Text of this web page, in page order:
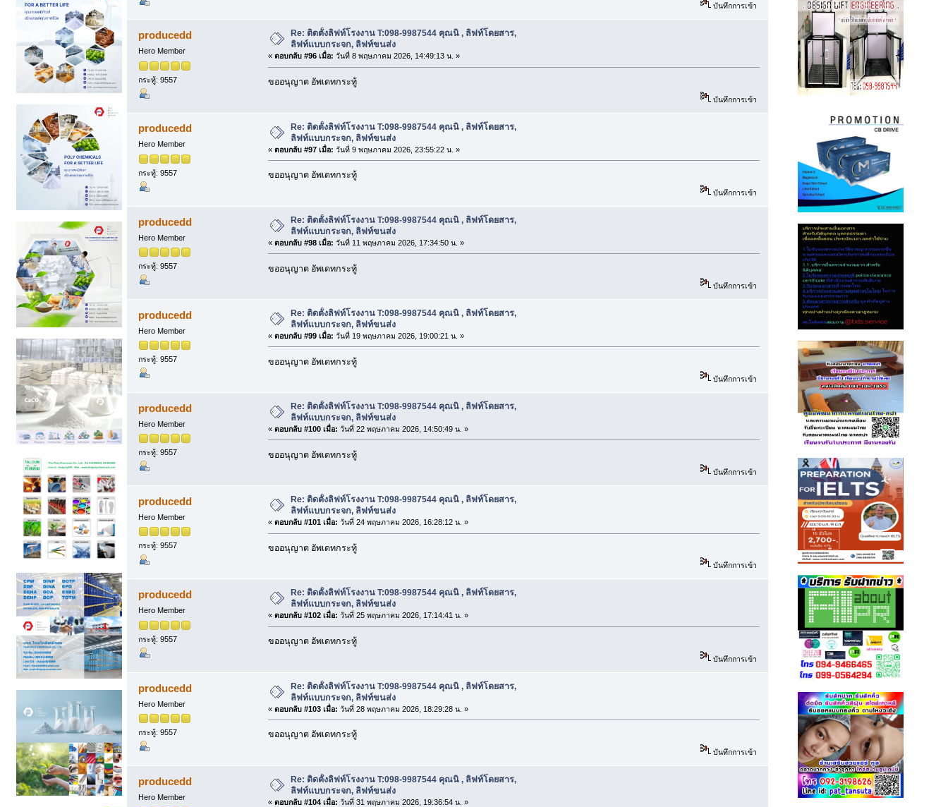
บันทึกการเข้า
producedd
Hero Member
กระทู้: 9557
Re: ติดตั้งลิฟท์โรงงาน T:098-9987544 คุณนิ , ลิฟท์โดยสาร,
ลิฟท์แบบกระจก, ลิฟท์ขนส่ง
« ตอบกลับ #96 เมื่อ: วันที่ 8 พฤษภาคม 2026, 14:49:13 น. »
ขออนุญาต อัพเดทกระทู้
บันทึกการเข้า
producedd
Hero Member
กระทู้: 9557
Re: ติดตั้งลิฟท์โรงงาน T:098-9987544 คุณนิ , ลิฟท์โดยสาร,
ลิฟท์แบบกระจก, ลิฟท์ขนส่ง
« ตอบกลับ #97 เมื่อ: วันที่ 9 พฤษภาคม 2026, 23:55:22 น. »
ขออนุญาต อัพเดทกระทู้
บันทึกการเข้า
producedd
Hero Member
กระทู้: 9557
Re: ติดตั้งลิฟท์โรงงาน T:098-9987544 คุณนิ , ลิฟท์โดยสาร,
ลิฟท์แบบกระจก, ลิฟท์ขนส่ง
« ตอบกลับ #98 เมื่อ: วันที่ 11 พฤษภาคม 2026, 17:34:50 น. »
ขออนุญาต อัพเดทกระทู้
บันทึกการเข้า
producedd
Hero Member
กระทู้: 9557
Re: ติดตั้งลิฟท์โรงงาน T:098-9987544 คุณนิ , ลิฟท์โดยสาร,
ลิฟท์แบบกระจก, ลิฟท์ขนส่ง
« ตอบกลับ #99 เมื่อ: วันที่ 19 พฤษภาคม 2026, 19:00:21 น. »
ขออนุญาต อัพเดทกระทู้
บันทึกการเข้า
producedd
Hero Member
กระทู้: 9557
Re: ติดตั้งลิฟท์โรงงาน T:098-9987544 คุณนิ , ลิฟท์โดยสาร,
ลิฟท์แบบกระจก, ลิฟท์ขนส่ง
« ตอบกลับ #100 เมื่อ: วันที่ 22 พฤษภาคม 2026, 14:50:49 น. »
ขออนุญาต อัพเดทกระทู้
บันทึกการเข้า
producedd
Hero Member
กระทู้: 9557
Re: ติดตั้งลิฟท์โรงงาน T:098-9987544 คุณนิ , ลิฟท์โดยสาร,
ลิฟท์แบบกระจก, ลิฟท์ขนส่ง
« ตอบกลับ #101 เมื่อ: วันที่ 24 พฤษภาคม 2026, 16:28:12 น. »
ขออนุญาต อัพเดทกระทู้
บันทึกการเข้า
producedd
Hero Member
กระทู้: 9557
Re: ติดตั้งลิฟท์โรงงาน T:098-9987544 คุณนิ , ลิฟท์โดยสาร,
ลิฟท์แบบกระจก, ลิฟท์ขนส่ง
« ตอบกลับ #102 เมื่อ: วันที่ 25 พฤษภาคม 2026, 17:14:41 น. »
ขออนุญาต อัพเดทกระทู้
บันทึกการเข้า
producedd
Hero Member
กระทู้: 9557
Re: ติดตั้งลิฟท์โรงงาน T:098-9987544 คุณนิ , ลิฟท์โดยสาร,
ลิฟท์แบบกระจก, ลิฟท์ขนส่ง
« ตอบกลับ #103 เมื่อ: วันที่ 28 พฤษภาคม 2026, 18:29:28 น. »
ขออนุญาต อัพเดทกระทู้
บันทึกการเข้า
producedd
Hero Member
Re: ติดตั้งลิฟท์โรงงาน T:098-9987544 คุณนิ , ลิฟท์โดยสาร,
ลิฟท์แบบกระจก, ลิฟท์ขนส่ง
« ตอบกลับ #104 เมื่อ: วันที่ 31 พฤษภาคม 2026, 19:36:54 น. »